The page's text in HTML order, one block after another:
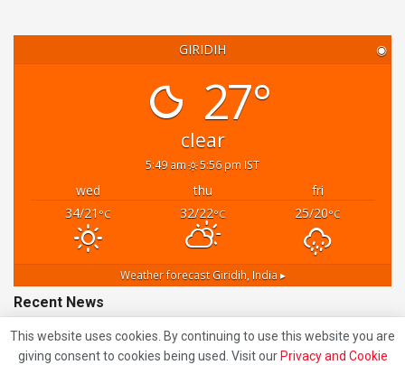
GIRIDIH ◉
27°
clear
5:49 am 5:56 pm IST
wed thu
fri
34/21 °C 32/22°C 25/20°C
Weather forecast Giridih, India ▸
Recent News
Giridih Road Accident: चरकी टोंगरी के पास सरिया लदा
This website uses cookies. By continuing to use this website you are
giving consent to cookies being used. Visit our Privacy and Cookie